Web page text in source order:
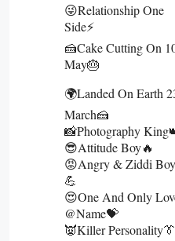
😜Relationship One
Side⚡
🍰Cake Cutting On
May🎂
🌍Landed On Earth
March🍰
📸Photography
😎Attitude Boy🔥
😡Angry & Ziddi Boy
💪
😍One And Only
@name💝
👿Killer Personality👔